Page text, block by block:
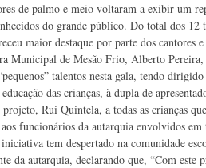
de palmo e meio voltaram a exibir um
do grande público. Do total dos 12
maior destaque por parte dos cantores
Municipal de Mesão Frio, Alberto Pereira,
talentos nesta gala, tendo dirigido
das crianças, à dupla de
Rui Quintela, a todas as crianças
funcionários da autarquia envolvidos em
tem despertado na comunidade
da autarquia, declarando que, “Com este